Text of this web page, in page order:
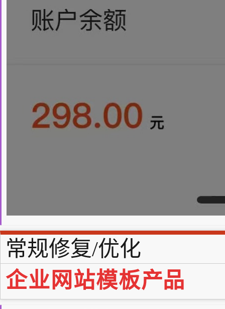
常规修复/优化
企业网站模板产品